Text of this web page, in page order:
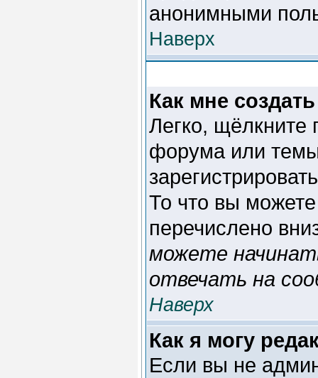
анонимными
Наверх
Как мне
Легко, щёлкните
форума или
То что вы
перечислено
можете
отвечать на
Наверх
Как я могу
Если вы не